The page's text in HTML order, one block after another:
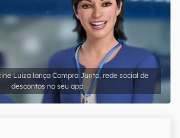
Luiza lança Compra Junto, rede social de
descontos no seu app